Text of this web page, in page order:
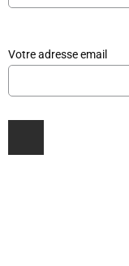
Votre adresse email